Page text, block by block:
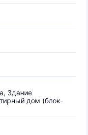
Здание
дом (блок-